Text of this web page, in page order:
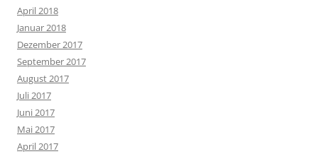
April 2018
Januar 2018
Dezember 2017
September 2017
August 2017
Juli 2017
Juni 2017
Mai 2017
April 2017